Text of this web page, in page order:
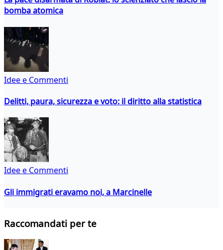
bomba atomica
Idee e Commenti
Delitti, paura, sicurezza e voto: il diritto alla statistica
Idee e Commenti
Gli immigrati eravamo noi, a Marcinelle
Raccomandati per te